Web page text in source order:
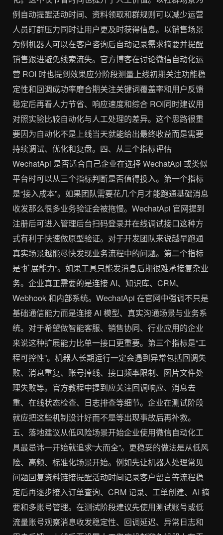
例自动提醒活动时间、资料领取和群规则可以减少运营
人员盯群压力同时让用户更及时获得信息。以销售场景
为例机器人可以在客户咨询后自动记录需求摘要并提醒
销售跟进避免线索流失。官方博客在讨论微信自动化运
营 ROI 时也提到效果应分阶段测量上线初期关注功能稳
定性和回调成功率磨合期关注关键词覆盖率和用户反馈
稳定后再看人力节省、响应速度和综合 ROI同时建议用
对照实验比较自动化与人工处理的差异。这个思路很重
要因为自动化不是上线当天就能给出最终收益而是需要
持续调试、优化和复盘。四、从三个指标评估
WechatApi 是否适合自己企业在选择 WechatApi 或类似
平台时可以从三个指标判断是否值得投入。第一个指标
是“接入成本”。如果团队需要花几个月才能跑通基础消息
收发那么很多业务验证会被拖慢。WechatApi 官网提到
注册后可进入管理后台扫码登录并在线调试接口这种方
式有利于快速做原型验证。对于开发团队来说越早跑通
真实场景越能尽快发现业务流程中的问题。第二个指标
是“扩展能力”。如果工具只能发消息后期很难承接复杂业
务。企业真正需要的是连接 AI、知识库、CRM、
Webhook 和内部系统。WechatApi 在官网中强调不只是
基础通信能力而是连接 AI 模型、真实沟通场景与业务系
统。对于希望做智能客服、销售协同、行业应用的企业
来说这种扩展能力比单一接口更重要。第三个指标是“工
程可控性”。机器人长期运行一定会遇到异常包括回调失
败、消息重复、账号掉线、接口频率限制、图片文件处
理失败等。官方教程中提到应关注回调响应、消息去
重、在线状态检查、日志排查等细节。企业在测试阶段
就应把这些机制设计好而不是等出现事故后再补救。
五、落地建议从低风险场景开始企业使用微信自动化工
具最忌讳一开始就追求“大而全”。更稳妥的做法是从低风
险、高频、标准化场景开始。例如先让机器人处理常见
问题回复资料链接提醒活动时间记录客户留言等流程稳
定后再逐步接入订单查询、CRM 记录、工单创建、AI 摘
要和多账号管理。在测试阶段建议先使用测试账号或低
流量账号观察消息收发稳定性、回调延迟、异常日志和